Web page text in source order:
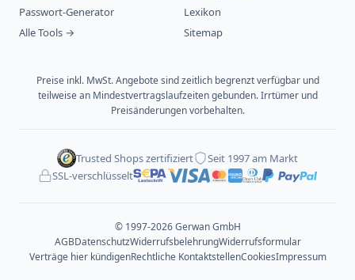
Passwort-Generator
Alle Tools →
Lexikon
Sitemap
Preise inkl. MwSt. Angebote sind zeitlich begrenzt verfügbar und
teilweise an Mindestvertragslaufzeiten gebunden. Irrtümer und
Preisänderungen vorbehalten.
Trusted Shops zertifiziert
Seit 1997 am Markt
SSL-verschlüsselt
© 1997-2026 Gerwan GmbH
AGBDatenschutzWiderrufsbelehrungWiderrufsformular
Verträge hier kündigenRechtliche KontaktstellenCookiesImpressum